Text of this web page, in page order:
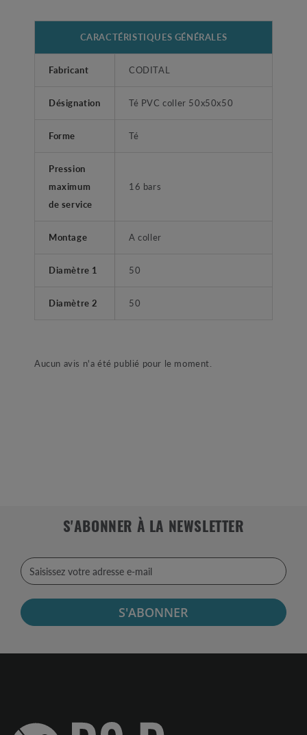
CARACTÉRISTIQUES GÉNÉRALES
Fabricant CODITAL
Désignation Té PVC coller 50x50x50
Forme Té
Pression
maximum
de service
16 bars
Montage A coller
Diamètre 1 50
Diamètre 2 50
Aucun avis n'a été publié pour le moment.
S'ABONNER À LA NEWSLETTER
S'ABONNER